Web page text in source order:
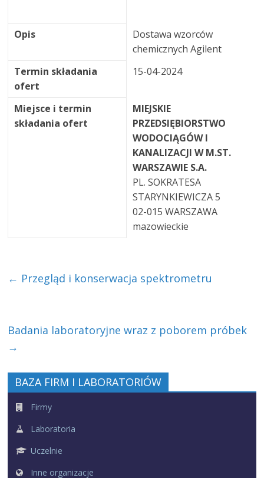
Opis
Dostawa wzorców
chemicznych Agilent
Termin składania
ofert
15-04-2024
Miejsce i termin
składania ofert
MIEJSKIE
PRZEDSIĘBIORSTWO
WODOCIĄGÓW I
KANALIZACJI W M.ST.
WARSZAWIE S.A.
PL. SOKRATESA
STARYNKIEWICZA 5
02-015 WARSZAWA
mazowieckie
← Przegląd i konserwacja spektrometru
Badania laboratoryjne wraz z poborem próbek
→
BAZA FIRM I LABORATORIÓW
Firmy
Laboratoria
Uczelnie
Inne organizacje